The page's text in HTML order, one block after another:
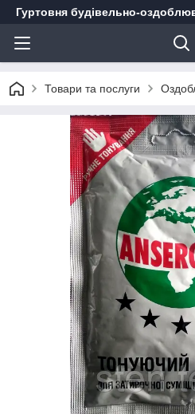
Гуртовня будівельно-
Товари та послуги